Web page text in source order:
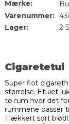
Mærke:
Varenummer:
Lager:
2
Cigaretetui
Super flot
størrelse. Etuiet
to rum hvor det
rummene passer
I lækkert sort